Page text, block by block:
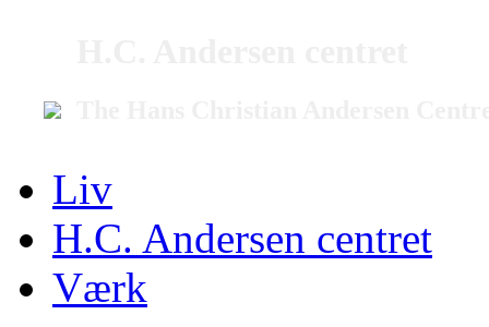
Liv
H.C. Andersen centret
Værk